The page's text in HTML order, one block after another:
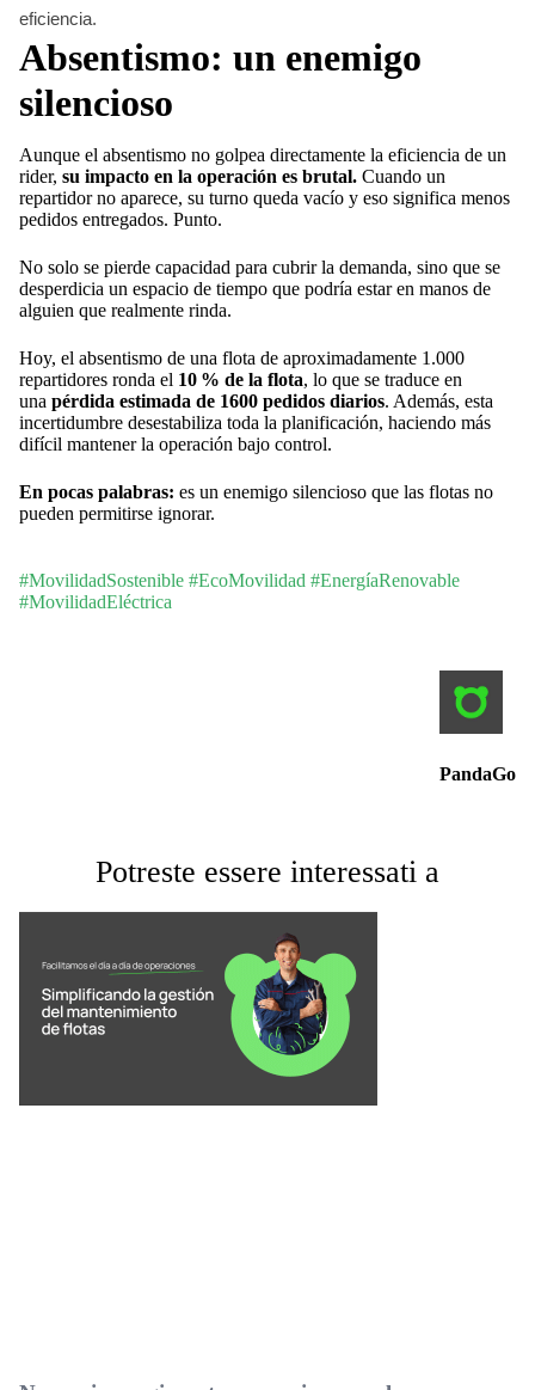
eficiencia.
Absentismo: un enemigo
silencioso
Aunque el absentismo no golpea directamente la eficiencia de un
rider, su impacto en la operación es brutal. Cuando un
repartidor no aparece, su turno queda vacío y eso significa menos
pedidos entregados. Punto.
No solo se pierde capacidad para cubrir la demanda, sino que se
desperdicia un espacio de tiempo que podría estar en manos de
alguien que realmente rinda.
Hoy, el absentismo de una flota de aproximadamente 1.000
repartidores ronda el 10 % de la flota, lo que se traduce en
una pérdida estimada de 1600 pedidos diarios. Además, esta
incertidumbre desestabiliza toda la planificación, haciendo más
difícil mantener la operación bajo control.
En pocas palabras: es un enemigo silencioso que las flotas no
pueden permitirse ignorar.
#MovilidadSostenible #EcoMovilidad #EnergíaRenovable
#MovilidadEléctrica
PandaGo
Potreste essere interessati a